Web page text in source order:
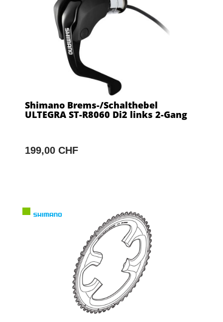
Shimano Brems-/Schalthebel
ULTEGRA ST-R8060 Di2 links 2-Gang
199,00 CHF